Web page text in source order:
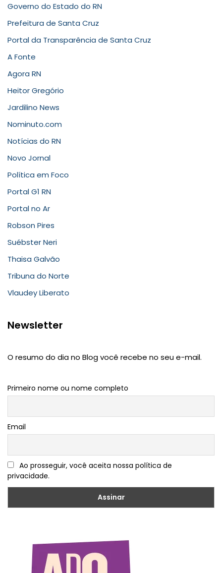
Governo do Estado do RN
Prefeitura de Santa Cruz
Portal da Transparência de Santa Cruz
A Fonte
Agora RN
Heitor Gregório
Jardilino News
Nominuto.com
Notícias do RN
Novo Jornal
Política em Foco
Portal G1 RN
Portal no Ar
Robson Pires
Suébster Neri
Thaisa Galvão
Tribuna do Norte
Vlaudey Liberato
Newsletter
O resumo do dia no Blog você recebe no seu e-mail.
Primeiro nome ou nome completo
Email
Ao prosseguir, você aceita nossa política de
privacidade.